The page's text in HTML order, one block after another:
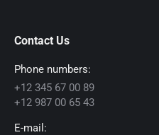
Contact Us
Phone numbers:
+12 345 67 00 89
+12 987 00 65 43
E-mail: